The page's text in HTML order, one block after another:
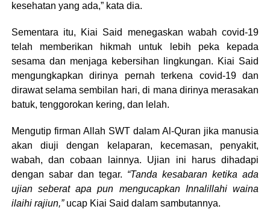
kesehatan yang ada,” kata dia.
Sementara itu, Kiai Said menegaskan wabah covid-19
telah memberikan hikmah untuk lebih peka kepada
sesama dan menjaga kebersihan lingkungan. Kiai Said
mengungkapkan dirinya pernah terkena covid-19 dan
dirawat selama sembilan hari, di mana dirinya merasakan
batuk, tenggorokan kering, dan lelah.
Mengutip firman Allah SWT dalam Al-Quran jika manusia
akan diuji dengan kelaparan, kecemasan, penyakit,
wabah, dan cobaan lainnya. Ujian ini harus dihadapi
dengan sabar dan tegar. “Tanda kesabaran ketika ada
ujian seberat apa pun mengucapkan Innalillahi waina
ilaihi rajiun,”ucap Kiai Said dalam sambutannya.